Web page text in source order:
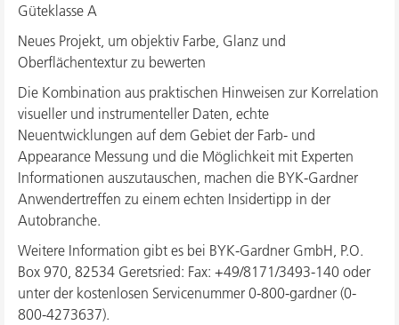
Güteklasse A
Neues Projekt, um objektiv Farbe, Glanz und
Oberflächentextur zu bewerten
Die Kombination aus praktischen Hinweisen zur Korrelation
visueller und instrumenteller Daten, echte
Neuentwicklungen auf dem Gebiet der Farb- und
Appearance Messung und die Möglichkeit mit Experten
Informationen auszutauschen, machen die BYK-Gardner
Anwendertreffen zu einem echten Insidertipp in der
Autobranche.
Weitere Information gibt es bei BYK-Gardner GmbH, P.O.
Box 970, 82534 Geretsried: Fax: +49/8171/3493-140 oder
unter der kostenlosen Servicenummer 0-800-gardner (0-
800-4273637).